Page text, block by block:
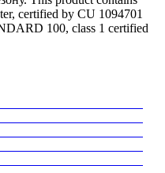
certified by CU 1094701
100, class 1 certified